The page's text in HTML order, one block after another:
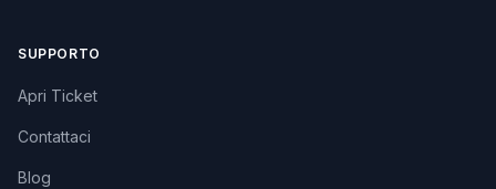
SUPPORTO
Apri Ticket
Contattaci
Blog